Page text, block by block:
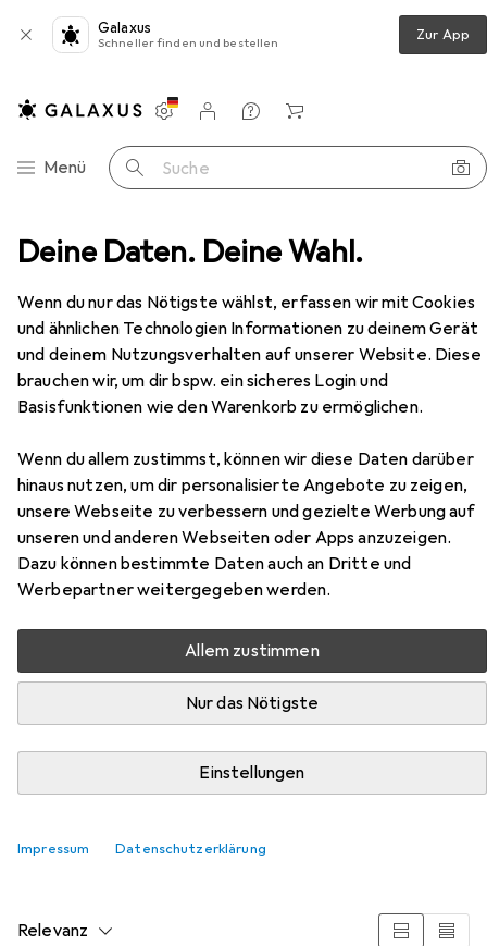
Deine Daten. Deine Wahl.
Wenn du nur das Nötigste wählst, erfassen wir mit Cookies
und ähnlichen Technologien Informationen zu deinem Gerät
und deinem Nutzungsverhalten auf unserer Website. Diese
brauchen wir, um dir bspw. ein sicheres Login und
Basisfunktionen wie den Warenkorb zu ermöglichen.
Wenn du allem zustimmst, können wir diese Daten darüber
hinaus nutzen, um dir personalisierte Angebote zu zeigen,
unsere Webseite zu verbessern und gezielte Werbung auf
unseren und anderen Webseiten oder Apps anzuzeigen.
Dazu können bestimmte Daten auch an Dritte und
Werbepartner weitergegeben werden.
Allem zustimmen
Nur das Nötigste
Einstellungen
Impressum Datenschutzerklärung
Galaxus
Schneller finden und bestellen Zur App
Navigation nach Kategorien
Menü Suche
Einstellungen
Kundenkonto
Vergleichslisten
Merklisten
Warenkorb
Zubehör Koffer American Tourister Urban Track
EUR
89,96
Urban Track
Zubehör für American Tourister
Urban Track
American Tourister Urban Track aus den Kategorien
Tracker und Reisezubehör.
Relevanz